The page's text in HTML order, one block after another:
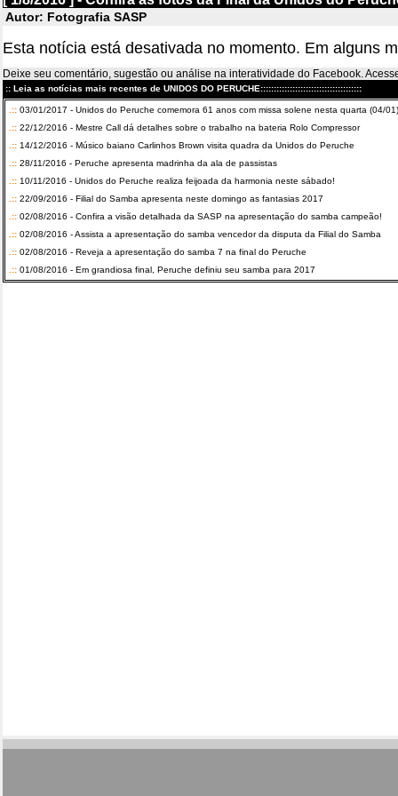
Autor: Fotografia SASP
Esta notícia está desativada no momento. Em alguns
Deixe seu comentário, sugestão ou análise na interatividade do Facebook.
:: Leia as notícias mais recentes de UNIDOS DO PERUCHE::::::::::::::::::::::::::::::::::::::
.:: 03/01/2017 - Unidos do Peruche comemora 61 anos com missa solene nesta quarta (04/01)
.:: 22/12/2016 - Mestre Call dá detalhes sobre o trabalho na bateria Rolo Compressor
.:: 14/12/2016 - Músico baiano Carlinhos Brown visita quadra da Unidos do Peruche
.:: 28/11/2016 - Peruche apresenta madrinha da ala de passistas
.:: 10/11/2016 - Unidos do Peruche realiza feijoada da harmonia neste sábado!
.:: 22/09/2016 - Filial do Samba apresenta neste domingo as fantasias 2017
.:: 02/08/2016 - Confira a visão detalhada da SASP na apresentação do samba campeão!
.:: 02/08/2016 - Assista a apresentação do samba vencedor da disputa da Filial do Samba
.:: 02/08/2016 - Reveja a apresentação do samba 7 na final do Peruche
.:: 01/08/2016 - Em grandiosa final, Peruche definiu seu samba para 2017